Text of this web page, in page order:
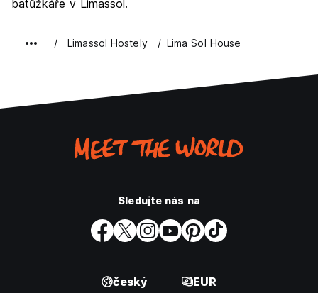
batůžkáře v Limassol.
Limassol Hostely Lima Sol House
Sledujte nás na
český EUR